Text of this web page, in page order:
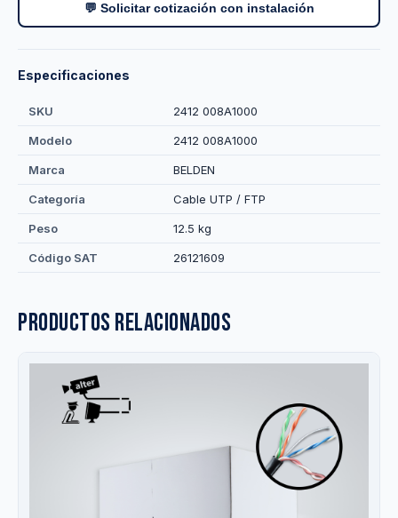
💬 Solicitar cotización con instalación
Especificaciones
SKU 2412 008A1000
Modelo 2412 008A1000
Marca BELDEN
Categoría Cable UTP / FTP
Peso 12.5 kg
Código SAT 26121609
Productos relacionados